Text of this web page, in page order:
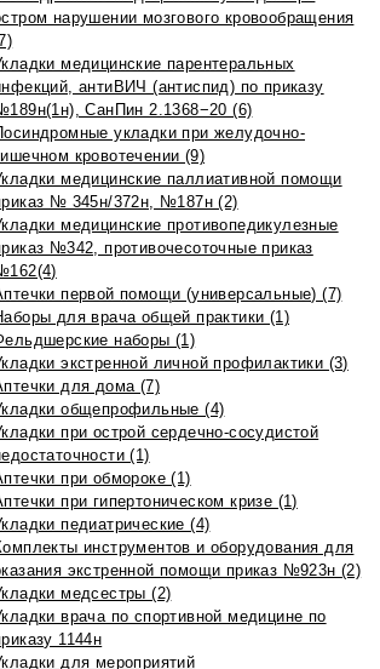
нарушении мозгового кровообращения
медицинские парентеральных
антиВИЧ (антиспид) по приказу
СанПин 2.1368−20 (6)
укладки при желудочно-
кровотечении (9)
медицинские паллиативной помощи
№ 345н/372н, №187н (2)
медицинские противопедикулезные
№342, противочесоточные приказ
первой помощи (универсальные) (7)
для врача общей практики (1)
наборы (1)
экстренной личной профилактики (3)
для дома (7)
общепрофильные (4)
при острой сердечно-сосудистой
(1)
при обмороке (1)
при гипертоническом кризе (1)
педиатрические (4)
инструментов и оборудования для
экстренной помощи приказ №923н (2)
медсестры (2)
врача по спортивной медицине по
1144н
для мероприятий